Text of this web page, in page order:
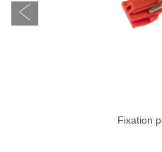
Fixation